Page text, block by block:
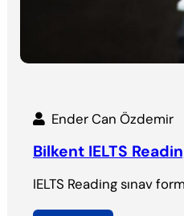
Ender Can Özdemir
Bilkent IELTS
IELTS Reading sınav